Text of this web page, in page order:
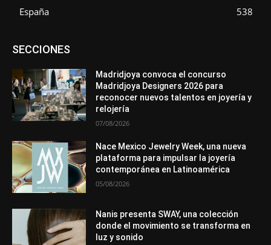
España
538
SECCIONESAsociaciones
Entrevistas
Mundo Técnico
Novedades Opiniones
Perspectiva
Premios
Secciones Sin categoría
Más
Madridjoya convoca el concurso
Madridjoya Designers 2026 para
reconocer nuevos talentos en joyería y
relojería
07/08/2026
Nace Mexico Jewelry Week, una nueva
plataforma para impulsar la joyería
contemporánea en Latinoamérica
05/08/2026
Nanis presenta SWAY, una colección
donde el movimiento se transforma en
luz y sonido